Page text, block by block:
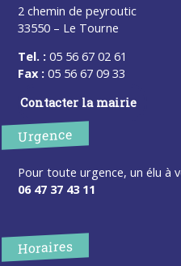
2 chemin de peyroutic
33550 – Le Tourne
Tel. : 05 56 67 02 61
Fax : 05 56 67 09 33
Contacter la mairie
Urgence
Pour toute urgence, un élu à
06 47 37 43 11
Horaires